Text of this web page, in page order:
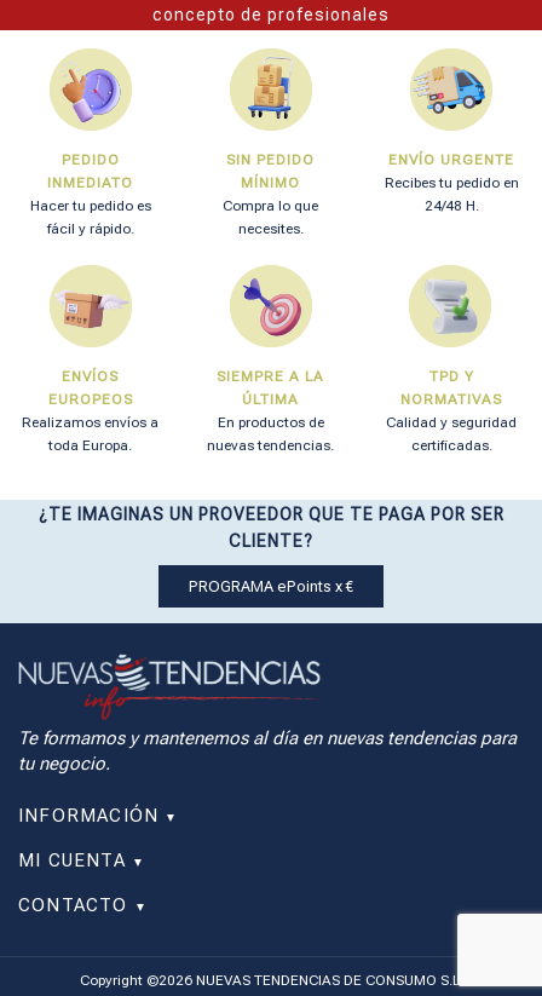
concepto de profesionales
PEDIDO
INMEDIATO
Hacer tu pedido es
fácil y rápido.
SIN PEDIDO
MÍNIMO
Compra lo que
necesites.
ENVÍO URGENTE
Recibes tu pedido en
24/48 H.
ENVÍOS
EUROPEOS
Realizamos envíos a
toda Europa.
SIEMPRE A LA
ÚLTIMA
En productos de
nuevas tendencias.
TPD Y
NORMATIVAS
Calidad y seguridad
certificadas.
¿TE IMAGINAS UN PROVEEDOR QUE TE PAGA POR SER
CLIENTE?
PROGRAMA ePoints x €
Te formamos y mantenemos al día en nuevas tendencias para
tu negocio.
INFORMACIÓN ▼
MI CUENTA ▼
CONTACTO ▼
Copyright ©2026 NUEVAS TENDENCIAS DE CONSUMO S.L.